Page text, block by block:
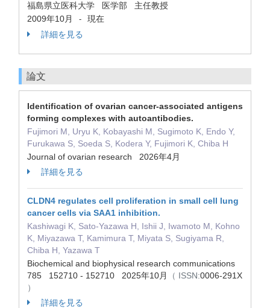
福島県立医科大学 医学部 主任教授
2009年10月
-
現在
詳細を見る
論文
Identification of ovarian cancer-associated antigens
forming complexes with autoantibodies.
Fujimori M, Uryu K, Kobayashi M, Sugimoto K, Endo Y,
Furukawa S, Soeda S, Kodera Y, Fujimori K, Chiba H
Journal of ovarian research 2026年4月
詳細を見る
CLDN4 regulates cell proliferation in small cell lung
cancer cells via SAA1 inhibition.
Kashiwagi K, Sato-Yazawa H, Ishii J, Iwamoto M, Kohno
K, Miyazawa T, Kamimura T, Miyata S, Sugiyama R,
Chiba H, Yazawa T
Biochemical and biophysical research communications
785 152710 - 152710 2025年10月
（ ISSN:0006-291X
）
詳細を見る